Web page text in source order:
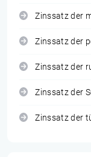
Zinssatz der
Zinssatz der
Zinssatz der
Zinssatz der
Zinssatz der